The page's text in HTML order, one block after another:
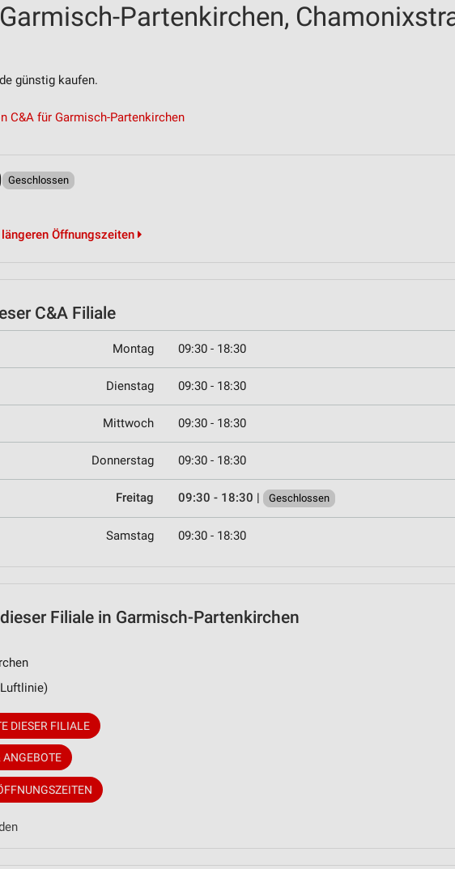
Partenkirchen,
günstig kaufen.
C&A für Garmisch-Partenkirchen
Geschlossen
Öffnungszeiten
C&A Filiale
Montag 09:30 - 18:30
Dienstag 09:30 - 18:30
Mittwoch 09:30 - 18:30
Donnerstag 09:30 - 18:30
Freitag 09:30 - 18:30 | Geschlossen
Samstag 09:30 - 18:30
dieser Filiale in Garmisch-Partenkirchen
DIESER FILIALE
ANGEBOTE